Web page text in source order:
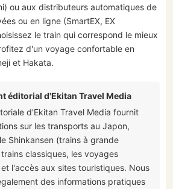
ou aux distributeurs automatiques de
ou en ligne (SmartEX, EX
le train qui correspond le mieux
d'un voyage confortable en
et Hakata.
éditorial d'Ekitan Travel Media
d'Ekitan Travel Media fournit
sur les transports au Japon,
Shinkansen (trains à grande
classiques, les voyages
l'accès aux sites touristiques. Nous
des informations pratiques